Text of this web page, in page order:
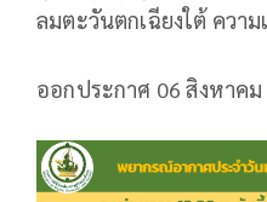
ลมตะวันตกเฉียงใต้ ควา
ออกประกาศ 06 สิงหาคม